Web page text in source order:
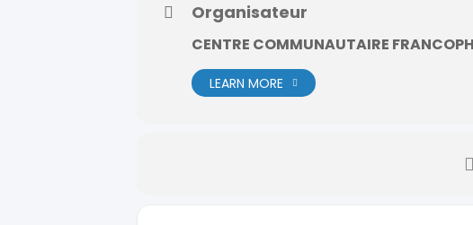
Organisateur
CENTRE COMMUNAUTAIRE
LEARN MORE